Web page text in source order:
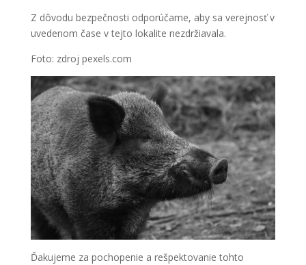
Z dôvodu bezpečnosti odporúčame, aby sa verejnosť v
uvedenom čase v tejto lokalite nezdržiavala.
Foto: zdroj pexels.com
Ďakujeme za pochopenie a rešpektovanie tohto